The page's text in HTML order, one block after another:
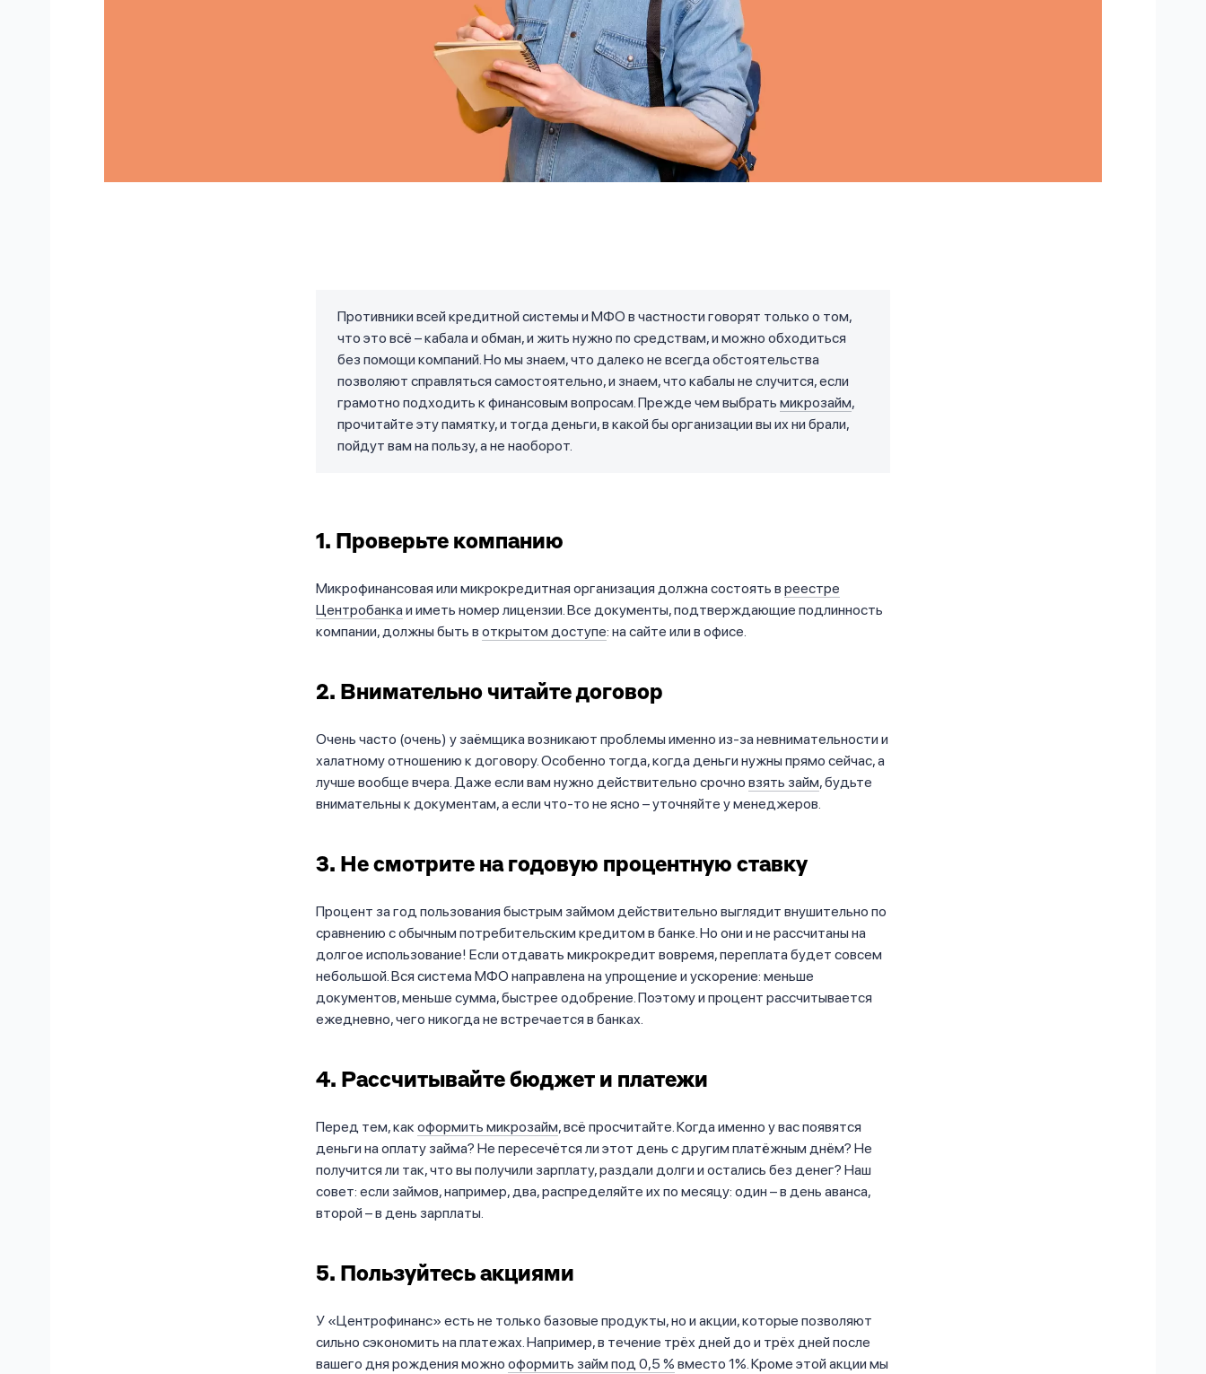
Противники всей кредитной системы и МФО в частности говорят только о том,
что это всё – кабала и обман, и жить нужно по средствам, и можно обходиться
без помощи компаний. Но мы знаем, что далеко не всегда обстоятельства
позволяют справляться самостоятельно, и знаем, что кабалы не случится, если
грамотно подходить к финансовым вопросам. Прежде чем выбрать микрозайм,
прочитайте эту памятку, и тогда деньги, в какой бы организации вы их ни брали,
пойдут вам на пользу, а не наоборот.
1. Проверьте компанию
Микрофинансовая или микрокредитная организация должна состоять в реестре
Центробанка и иметь номер лицензии. Все документы, подтверждающие подлинность
компании, должны быть в открытом доступе: на сайте или в офисе.
2. Внимательно читайте договор
Очень часто (очень) у заёмщика возникают проблемы именно из-за невнимательности и
халатному отношению к договору. Особенно тогда, когда деньги нужны прямо сейчас, а
лучше вообще вчера. Даже если вам нужно действительно срочно взять займ, будьте
внимательны к документам, а если что-то не ясно – уточняйте у менеджеров.
3. Не смотрите на годовую процентную ставку
Процент за год пользования быстрым займом действительно выглядит внушительно по
сравнению с обычным потребительским кредитом в банке. Но они и не рассчитаны на
долгое использование! Если отдавать микрокредит вовремя, переплата будет совсем
небольшой. Вся система МФО направлена на упрощение и ускорение: меньше
документов, меньше сумма, быстрее одобрение. Поэтому и процент рассчитывается
ежедневно, чего никогда не встречается в банках.
4. Рассчитывайте бюджет и платежи
Перед тем, как оформить микрозайм, всё просчитайте. Когда именно у вас появятся
деньги на оплату займа? Не пересечётся ли этот день с другим платёжным днём? Не
получится ли так, что вы получили зарплату, раздали долги и остались без денег? Наш
совет: если займов, например, два, распределяйте их по месяцу: один – в день аванса,
второй – в день зарплаты.
5. Пользуйтесь акциями
У «Центрофинанс» есть не только базовые продукты, но и акции, которые позволяют
сильно сэкономить на платежах. Например, в течение трёх дней до и трёх дней после
вашего дня рождения можно оформить займ под 0,5 % вместо 1%. Кроме этой акции мы